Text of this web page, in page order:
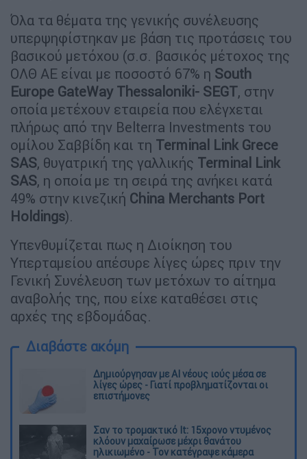
Όλα τα θέματα της γενικής συνέλευσης
υπερψηφίστηκαν με βάση τις προτάσεις του
βασικού μετόχου (σ.σ. βασικός μέτοχος της
ΟΛΘ ΑΕ είναι με ποσοστό 67% η South
Europe GateWay Thessaloniki- SEGT, στην
οποία μετέχουν εταιρεία που ελέγχεται
πλήρως από την Belterra Investments του
ομίλου Σαββίδη και τη Terminal Link Grece
SAS, θυγατρική της γαλλικής Terminal Link
SAS, η οποία με τη σειρά της ανήκει κατά
49% στην κινεζική China Merchants Port
Holdings).
Υπενθυμίζεται πως η Διοίκηση του
Υπερταμείου απέσυρε λίγες ώρες πριν την
Γενική Συνέλευση των μετόχων το αίτημα
αναβολής της, που είχε καταθέσει στις
αρχές της εβδομάδας.
Διαβάστε ακόμη
Δημιούργησαν με AI νέους ιούς μέσα σε
λίγες ώρες - Γιατί προβληματίζονται οι
επιστήμονες
Σαν το τρομακτικό It: 15χρονο ντυμένος
κλόουν μαχαίρωσε μέχρι θανάτου
ηλικιωμένο - Τον κατέγραψε κάμερα